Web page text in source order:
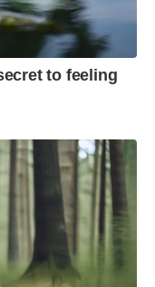
to feeling